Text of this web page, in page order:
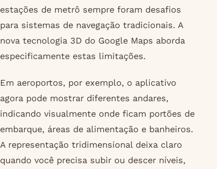
estações de metrô sempre foram desafios
para sistemas de navegação tradicionais. A
nova tecnologia 3D do Google Maps aborda
especificamente estas limitações.
Em aeroportos, por exemplo, o aplicativo
agora pode mostrar diferentes andares,
indicando visualmente onde ficam portões de
embarque, áreas de alimentação e banheiros.
A representação tridimensional deixa claro
quando você precisa subir ou descer níveis,